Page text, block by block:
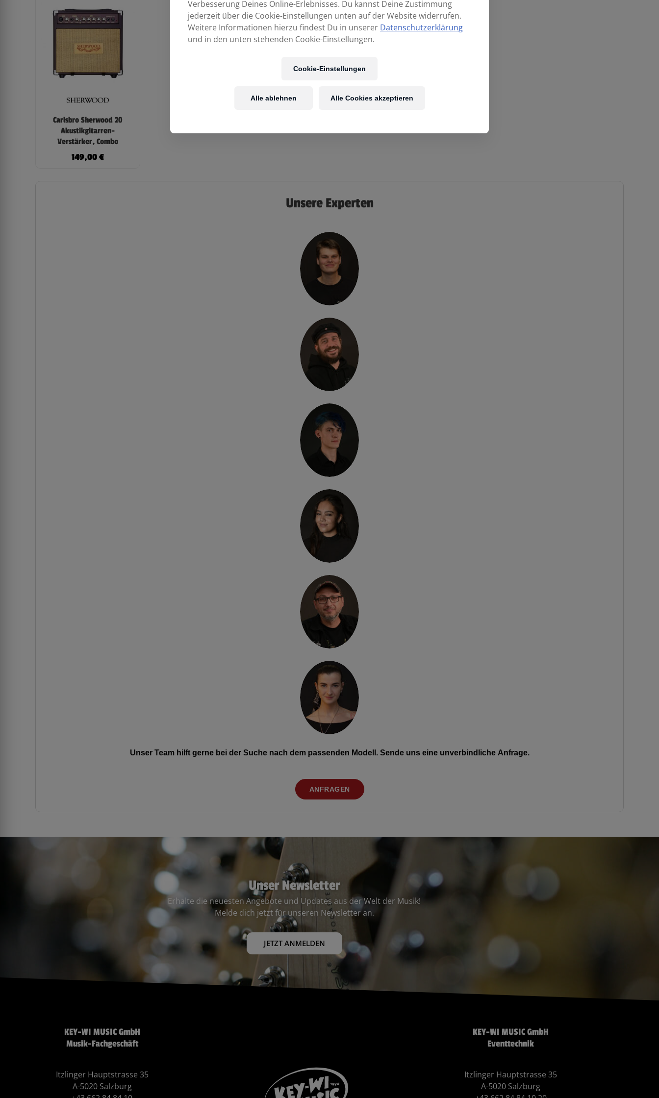
Carlsbro Sherwood 20
Akustikgitarren-
Verstärker, Combo
149,00€
Unsere Experten
Unser Team hilft gerne bei der Suche nach dem passenden Modell. Sende uns eine unverbindliche Anfrage.
ANFRAGEN
Unser Newsletter
Erhalte die neuesten Angebote und Updates aus der Welt der Musik!
Melde dich jetzt für unseren Newsletter an.
JETZT ANMELDEN
KEY-WI MUSIC GmbH
Musik-Fachgeschäft
Itzlinger Hauptstrasse 35
A-5020 Salzburg
KEY-WI MUSIC GmbH
Eventtechnik
Itzlinger Hauptstrasse 35
A-5020 Salzburg
Verbesserung Deines Online-Erlebnisses. Du kannst Deine Zustimmung
jederzeit über die Cookie-Einstellungen unten auf der Website widerrufen.
Weitere Informationen hierzu findest Du in unserer Datenschutzerklärung
und in den unten stehenden Cookie-Einstellungen.
Cookie-Einstellungen
Alle ablehnen Alle Cookies akzeptieren